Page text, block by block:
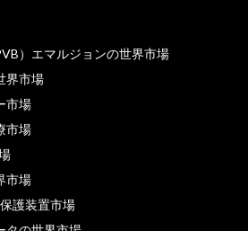
）エマルジョンの世界市場
界市場
市場
市場
市場
護装置市場